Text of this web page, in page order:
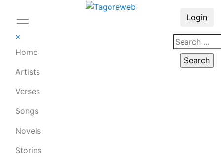
×
Home
Artists
Verses
Songs
Novels
Stories
Login